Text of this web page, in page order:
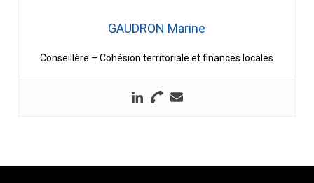
GAUDRON Marine
Conseillère – Cohésion territoriale et finances locales